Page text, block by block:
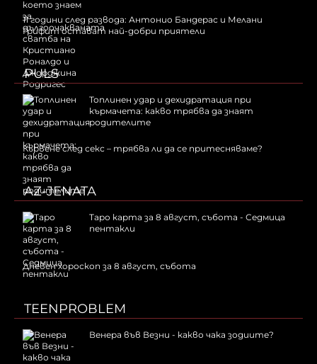
11 години след развода: Антонио Бандерас и Мелани
Грифит остават най-добри приятели
PULS
Топлинен удар и дехидратация при
кърмачета: какво трябва да знаят
родителите
Кървене след секс – трябва ли да се притесняваме?
AZ-JENATA
Таро карта за 8 август, събота - Седмица
пентакли
Дневен хороскоп за 8 август, събота
TEENPROBLEM
Венера във Везни - какво чака зодиите?